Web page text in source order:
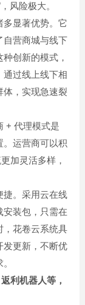
风险极大。
显著优势。它
自营商城与线下
创新的模式，
通过线上线下相
体，实现急速裂
代理模式是
。运营商可以积
加灵活多样，
。采用云在线
安装包，只需在
，花卷云系统具
发更新，不断优
利机器人等，